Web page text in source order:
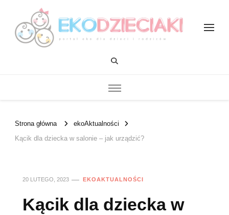
Strona główna
ekoAktualności
Kącik dla dziecka w salonie – jak urządzić?
20 LUTEGO, 2023 EKOAKTUALNOŚCI
Kącik dla dziecka w